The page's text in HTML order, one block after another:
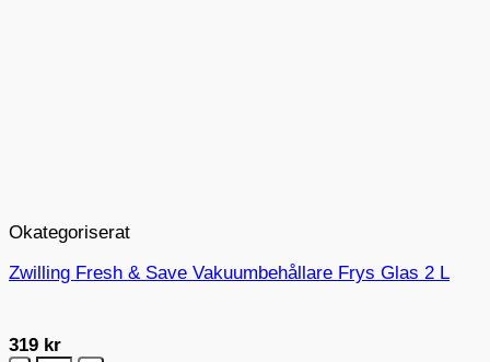
Okategoriserat
Zwilling Fresh & Save Vakuumbehållare Frys Glas 2 L
319 kr